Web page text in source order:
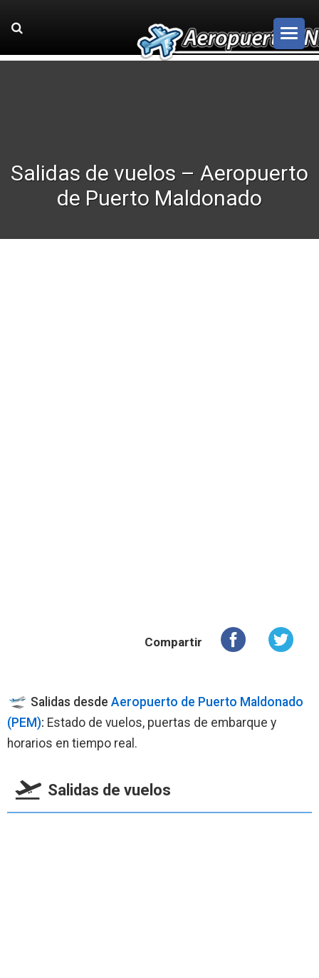
Salidas de vuelos – Aeropuerto
de Puerto Maldonado
Compartir
Salidas desde Aeropuerto de Puerto Maldonado
(PEM): Estado de vuelos, puertas de embarque y
horarios en tiempo real.
Salidas de vuelos